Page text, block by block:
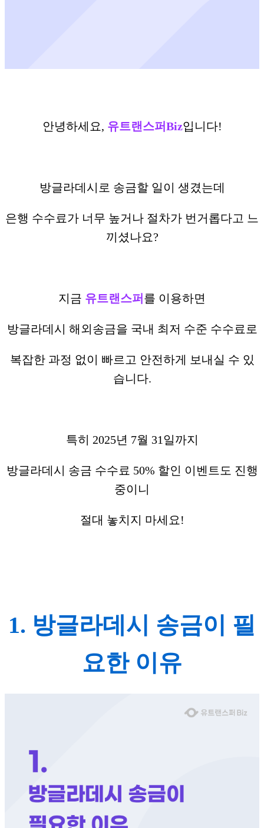
안녕하세요, 유트랜스퍼Biz입니다!
방글라데시로 송금할 일이 생겼는데
은행 수수료가 너무 높거나 절차가 번거롭다고 느
끼셨나요?
지금 유트랜스퍼 를 이용하면
방글라데시 해외송금을 국내 최저 수준 수수료로
복잡한 과정 없이 빠르고 안전하게 보내실 수 있
습니다.
특히 2025년 7월 31일까지
방글라데시 송금 수수료 50% 할인 이벤트도 진행
중이니
절대 놓치지 마세요!
1. 방글라데시 송금이 필
요한 이유